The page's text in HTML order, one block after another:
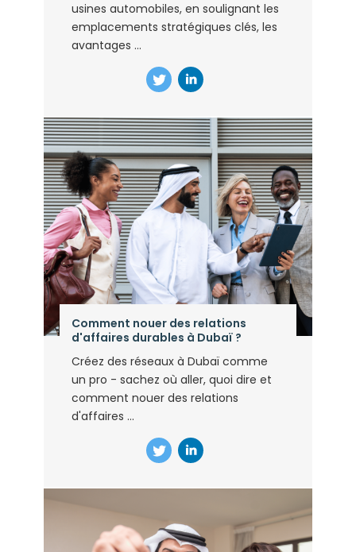
usines automobiles, en soulignant les
emplacements stratégiques clés, les
avantages ...
Comment nouer des relations
d'affaires durables à Dubaï ?
Créez des réseaux à Dubaï comme
un pro - sachez où aller, quoi dire et
comment nouer des relations
d'affaires ...